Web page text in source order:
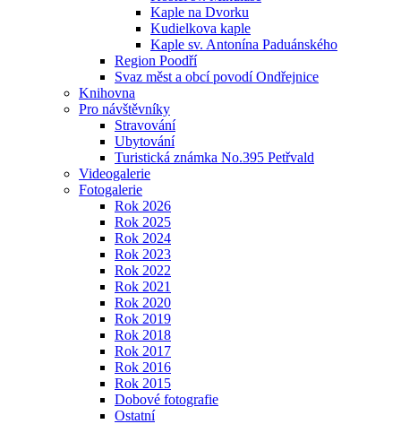
Kaple na Dvorku
Kudielkova kaple
Kaple sv. Antonína Paduánského
Region Poodří
Svaz měst a obcí povodí Ondřejnice
Knihovna
Pro návštěvníky
Stravování
Ubytování
Turistická známka No.395 Petřvald
Videogalerie
Fotogalerie
Rok 2026
Rok 2025
Rok 2024
Rok 2023
Rok 2022
Rok 2021
Rok 2020
Rok 2019
Rok 2018
Rok 2017
Rok 2016
Rok 2015
Dobové fotografie
Ostatní